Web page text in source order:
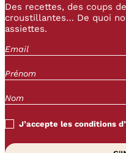
Des recettes, des coups
croustillantes… De quoi
assiettes.
J’accepte les conditions